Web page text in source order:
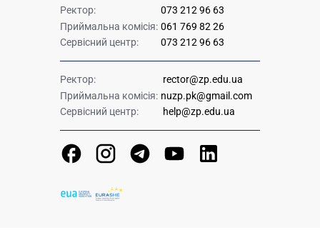
Ректор:
073 212 96 63
Приймальна комісія: 061 769 82 26
Сервісний центр:
073 212 96 63
Ректор:
rector@zp.edu.ua
Приймальна комісія: nuzp.pk@gmail.com
Сервісний центр:
help@zp.edu.ua